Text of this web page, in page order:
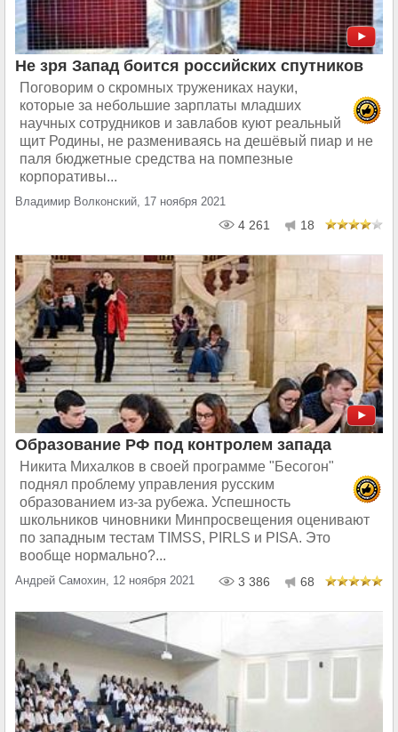
Не зря Запад боится российских спутников
Поговорим о скромных тружениках науки,
которые за небольшие зарплаты младших
научных сотрудников и завлабов куют реальный
щит Родины, не размениваясь на дешёвый пиар и не
паля бюджетные средства на помпезные
корпоративы...
Владимир Волконский, 17 ноября 2021
4 261 18
Образование РФ под контролем запада
Никита Михалков в своей программе "Бесогон"
поднял проблему управления русским
образованием из-за рубежа. Успешность
школьников чиновники Минпросвещения оценивают
по западным тестам TIMSS, PIRLS и PISA. Это
вообще нормально?...
Андрей Самохин, 12 ноября 2021 3 386 68